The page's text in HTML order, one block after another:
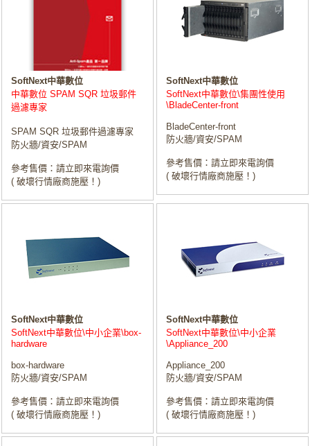
SoftNext中華數位
中華數位 SPAM SQR 垃圾郵件
過濾專家
SPAM SQR 垃圾郵件過濾專家
防火牆/資安/SPAM
參考售價：請立即來電詢價
( 破壞行情廠商施壓！)
SoftNext中華數位
SoftNext中華數位\集團性使用
\BladeCenter-front
BladeCenter-front
防火牆/資安/SPAM
參考售價：請立即來電詢價
( 破壞行情廠商施壓！)
SoftNext中華數位
SoftNext中華數位\中小企業\box-
hardware
box-hardware
防火牆/資安/SPAM
參考售價：請立即來電詢價
( 破壞行情廠商施壓！)
SoftNext中華數位
SoftNext中華數位\中小企業
\Appliance_200
Appliance_200
防火牆/資安/SPAM
參考售價：請立即來電詢價
( 破壞行情廠商施壓！)